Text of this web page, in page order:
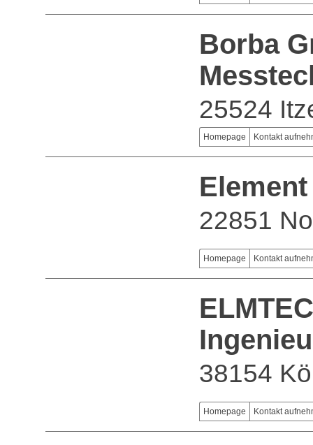
Borba
25524
Homepage Kontakt
22851
Homepage Kontakt
ELMTEC
38154
Homepage Kontakt